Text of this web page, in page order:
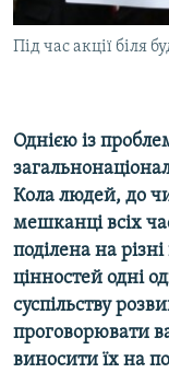
ІНФОГРАФІКА
ДОЛУЧАЙСЯ!
Під час акції біля
Однією із
Кола людей, до
мешканці всіх
поділена на
цінностей одні
суспільству
проговорювати
виносити їх на